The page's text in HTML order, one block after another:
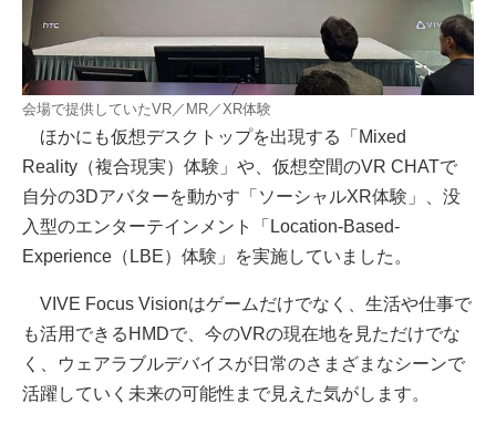
会場で提供していたVR／MR／XR体験
ほかにも仮想デスクトップを出現する「Mixed
Reality（複合現実）体験」や、仮想空間のVR CHATで
自分の3Dアバターを動かす「ソーシャルXR体験」、没
入型のエンターテインメント「Location-Based-
Experience（LBE）体験」を実施していました。
VIVE Focus Visionはゲームだけでなく、生活や仕事で
も活用できるHMDで、今のVRの現在地を見ただけでな
く、ウェアラブルデバイスが日常のさまざまなシーンで
活躍していく未来の可能性まで見えた気がします。